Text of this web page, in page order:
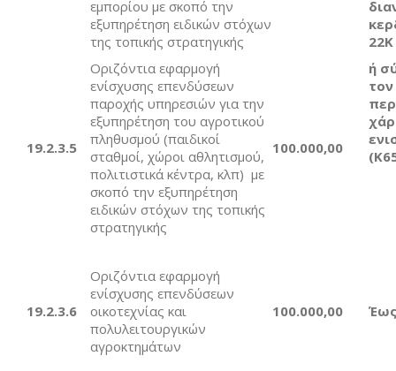
ή
τον
εμπορίου με σκοπό την
εξυπηρέτηση ειδικών στόχων
της τοπικής στρατηγικής
19.2.3.5
Οριζόντια εφαρμογή
ενίσχυσης επενδύσεων
παροχής υπηρεσιών για την
εξυπηρέτηση του αγροτικού
πληθυσμού (παιδικοί
σταθμοί, χώροι αθλητισμού,
πολιτιστικά κέντρα, κλπ) με
σκοπό την εξυπηρέτηση
ειδικών στόχων της τοπικής
στρατηγικής
100.000,00
19.2.3.6
Οριζόντια εφαρμογή
ενίσχυσης επενδύσεων
οικοτεχνίας και
πολυλειτουργικών
αγροκτημάτων
100.000,00